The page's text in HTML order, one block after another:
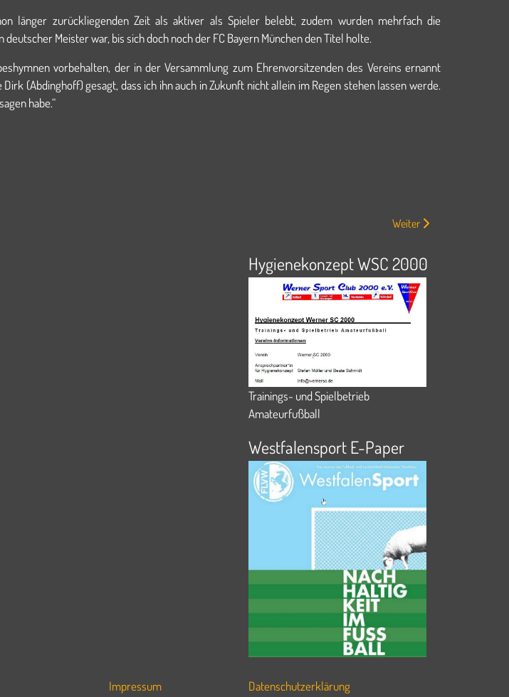
länger zurückliegenden Zeit als aktiver als Spieler belebt, zudem wurden mehrfach die
Meister war, bis sich doch noch der FC Bayern München den Titel holte.
vorbehalten, der in der Versammlung zum Ehrenvorsitzenden des Vereins ernannt
(Abdinghoff) gesagt, dass ich ihn auch in Zukunft nicht allein im Regen stehen lassen werde.
habe.“
Nächster Beitrag: Werner
Weiter
Hygienekonzept WSC 2000
Trainings- und Spielbetrieb
Amateurfußball
Westfalensport E-Paper
Impressum Datenschutzerklärung